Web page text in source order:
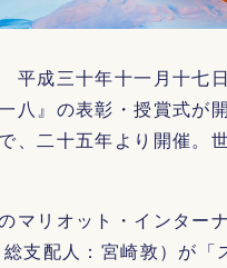
平成三十年十一月十七
八』の表彰・授賞式が
、二十五年より開催。
マリオット・インター
支配人：宮崎敦）が